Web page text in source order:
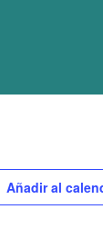
Añadir al